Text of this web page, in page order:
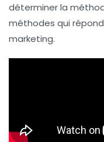
déterminer la
méthodes qui
marketing.